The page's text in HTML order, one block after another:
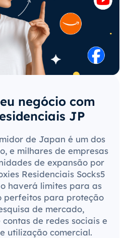
negócio com
JP
de Japan é um dos
e milhares de empresas
de expansão por
Residenciais Socks5
haverá limites para as
perfeitos para proteção
de mercado,
de redes sociais e
utilização comercial.